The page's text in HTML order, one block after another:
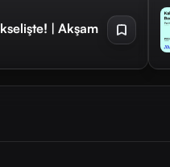
| Akşam